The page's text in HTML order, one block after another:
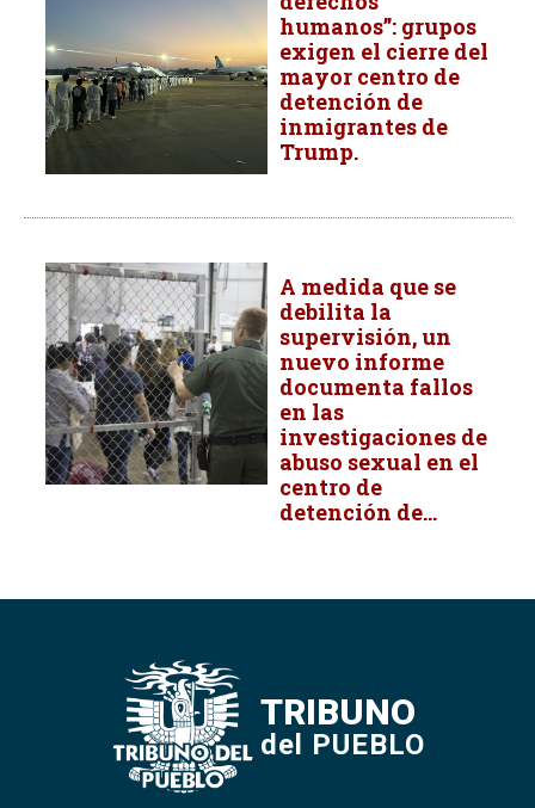
humanos”: grupos
exigen el cierre del
mayor centro de
detención de
inmigrantes de
Trump.
A medida que se
debilita la
supervisión, un
nuevo informe
documenta fallos
en las
investigaciones de
abuso sexual en el
centro de
detención de...
TRIBUNO
del PUEBLO